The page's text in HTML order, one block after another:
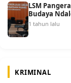
LSM
Budaya
1 tahun lalu
KRIMINAL